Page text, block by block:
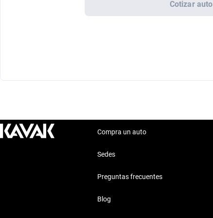
Cotizar auto
Compra un auto
Sedes
Preguntas frecuentes
Blog